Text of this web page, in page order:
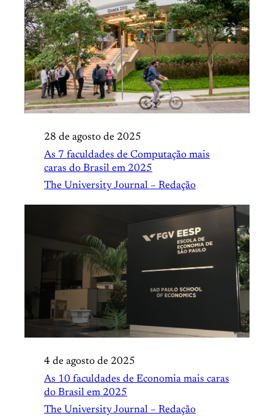
28 de agosto de 2025
As 7 faculdades de Computação mais
caras do Brasil em 2025
The University Journal – Redação
4 de agosto de 2025
As 10 faculdades de Economia mais caras
do Brasil em 2025
The University Journal – Redação